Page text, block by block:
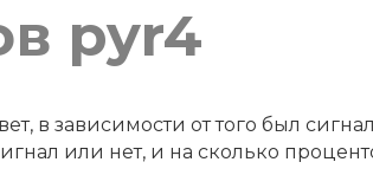
pyr4
в зависимости от того был
или нет, и на сколько